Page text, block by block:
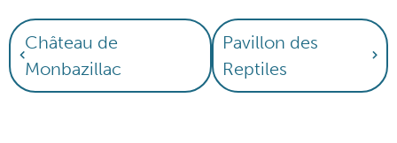
Château de
Monbazillac
Pavillon des
Reptiles